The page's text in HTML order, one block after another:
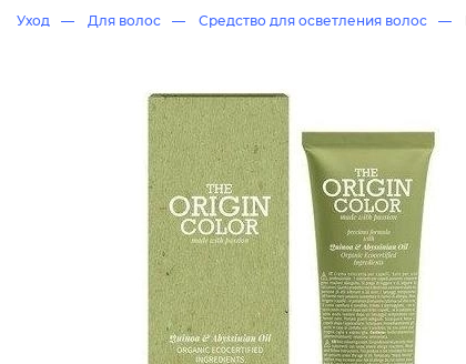
Уход Для волос Средство для осветления волос